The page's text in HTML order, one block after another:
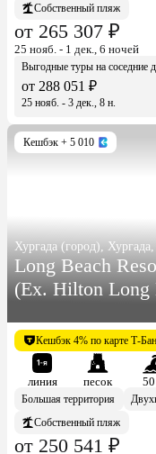
Собственный пляж
от 265 307 ₽
25 нояб. - 1 дек., 6 ночей
Выгодные туры на соседние
от 288 051 ₽
25 нояб. - 3 дек., 8 н.
Кешбэк + 5 010
Хургада (город),
Long Beach
(Ex. Hilton Long
Кешбэк 4% по карте Т-
линия песок
Большая территория
Собственный пляж
от 250 541 ₽